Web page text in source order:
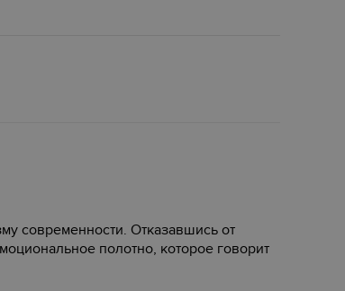
современности. Отказавшись от
полотно, которое говорит